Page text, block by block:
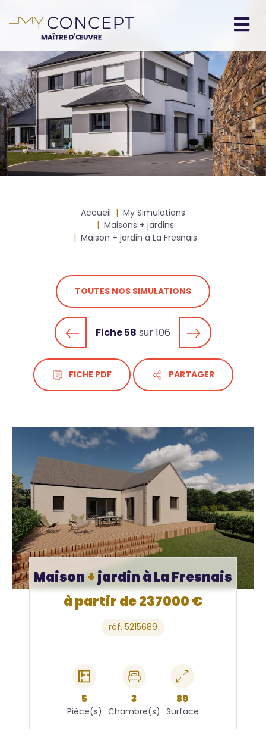
au
principal
principale
d'Ariane
Accueil
My Simulations
Maisons + jardins
Maison + jardin à La Fresnais
TOUTES NOS SIMULATIONS
Fiche 58 sur 106
FICHE PDF PARTAGER
Maison+jardin à La Fresnais
à partir de 237000 €
réf. 5215689
5
Pièce(s)
3
Chambre(s)
89
Surface